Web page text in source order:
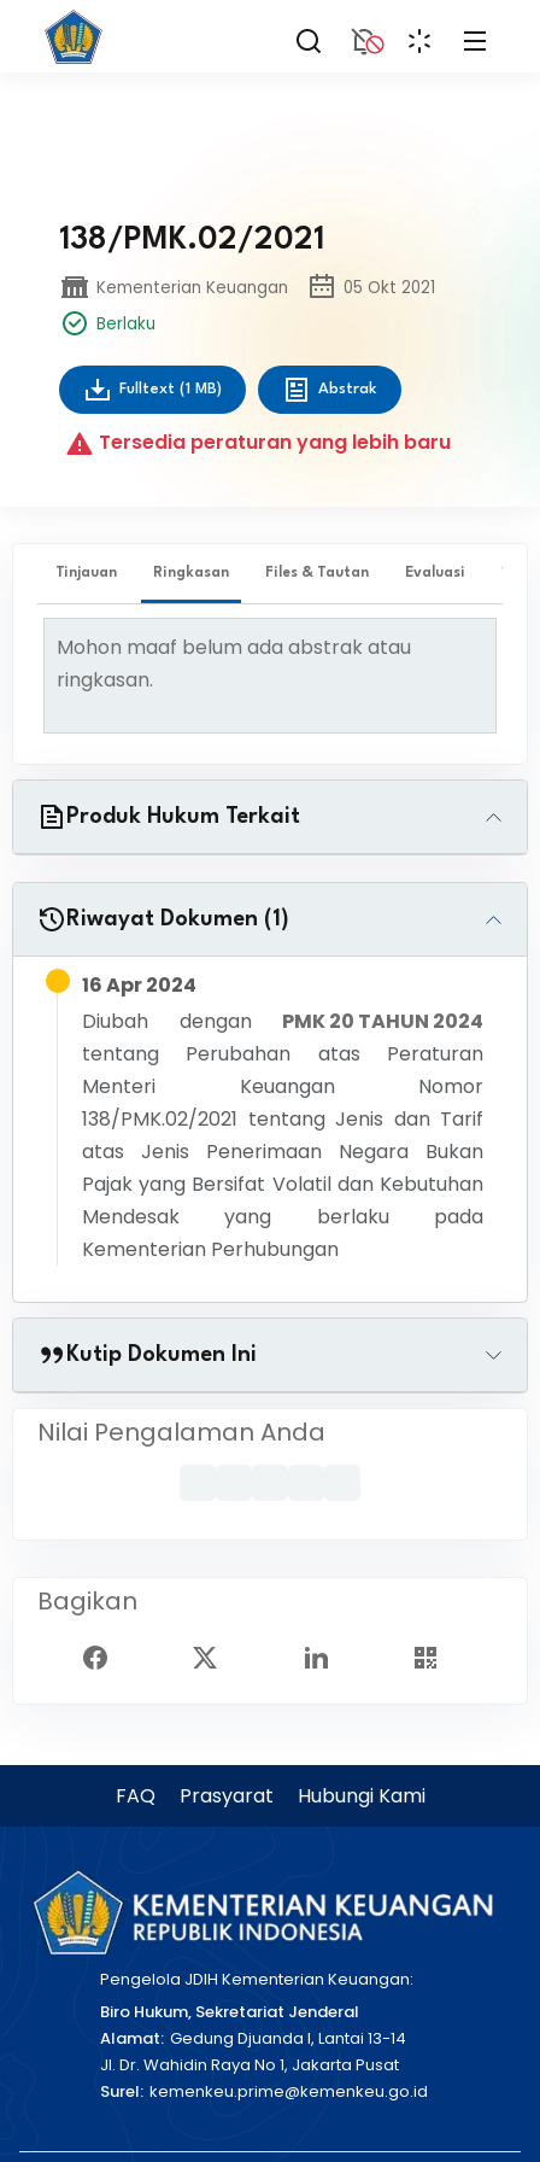
138/PMK.02/2021
Kementerian Keuangan
05 Okt 2021
Berlaku
Fulltext (1 MB) Abstrak
Tersedia peraturan yang lebih baru
Tinjauan Ringkasan Files & Tautan Evaluasi ✨
Mohon maaf belum ada abstrak atau
ringkasan.
Produk Hukum Terkait
Riwayat Dokumen (1)
16 Apr 2024
Diubah dengan
PMK 20 TAHUN 2024
tentang Perubahan atas Peraturan
Menteri Keuangan Nomor
138/PMK.02/2021 tentang Jenis dan Tarif
atas Jenis Penerimaan Negara Bukan
Pajak yang Bersifat Volatil dan Kebutuhan
Mendesak yang berlaku pada
Kementerian Perhubungan
Kutip Dokumen Ini
Nilai Pengalaman Anda
Bagikan
FAQ Prasyarat Hubungi Kami
Pengelola JDIH Kementerian Keuangan:
Biro Hukum, Sekretariat Jenderal
Alamat: Gedung Djuanda I, Lantai 13-14
Jl. Dr. Wahidin Raya No 1, Jakarta Pusat
Surel: kemenkeu.prime@kemenkeu.go.id